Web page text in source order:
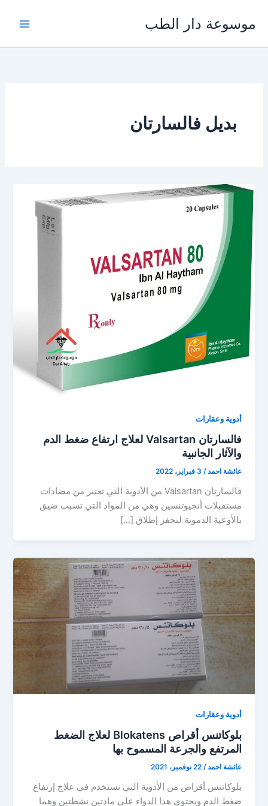
المحتوى
موسوعة دار الطب
بديل فالسارتان
أدوية وعقارات
فالسارتان Valsartan لعلاج ارتفاع ضغط الدم
والآثار الجانبية
عائشة احمد/ 3 فبراير، 2022
فالسارتان Valsartan من الأدوية التي تعتبر من مضادات
مستقبلات أنجيوتنسين وهي من المواد التي تسبب ضيق
بالأوعية الدموية لتحفز إطلاق […]
أدوية وعقارات
بلوكاتنس أقراص Blokatens لعلاج الضغط
المرتفع والجرعة المسموح بها
عائشة احمد/22 نوفمبر، 2021
بلوكاتنس أقراص من الأدوية التي تستخدم في علاج إرتفاع
ضغط الدم ويحتوي هذا الدواء على مادتين نشطتين وهما